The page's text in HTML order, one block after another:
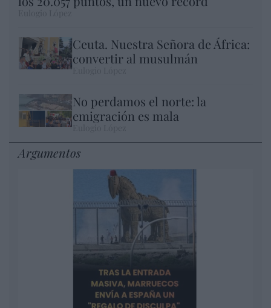
Ceuta. Nuestra Señora de África:
convertir al musulmán
No perdamos el norte: la
emigración es mala
Argumentos